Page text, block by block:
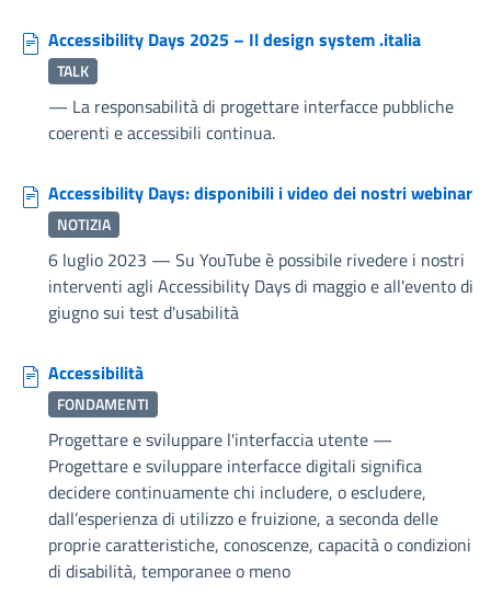
Accessibility Days 2025 – Il design system .italia
TALK
— La responsabilità di progettare interfacce pubbliche
coerenti e accessibili continua.
Accessibility Days: disponibili i video dei nostri webinar
NOTIZIA
6 luglio 2023 — Su YouTube è possibile rivedere i nostri
interventi agli Accessibility Days di maggio e all'evento di
giugno sui test d'usabilità
Accessibilità
FONDAMENTI
Progettare e sviluppare l'interfaccia utente —
Progettare e sviluppare interfacce digitali significa
decidere continuamente chi includere, o escludere,
dall’esperienza di utilizzo e fruizione, a seconda delle
proprie caratteristiche, conoscenze, capacità o condizioni
di disabilità, temporanee o meno